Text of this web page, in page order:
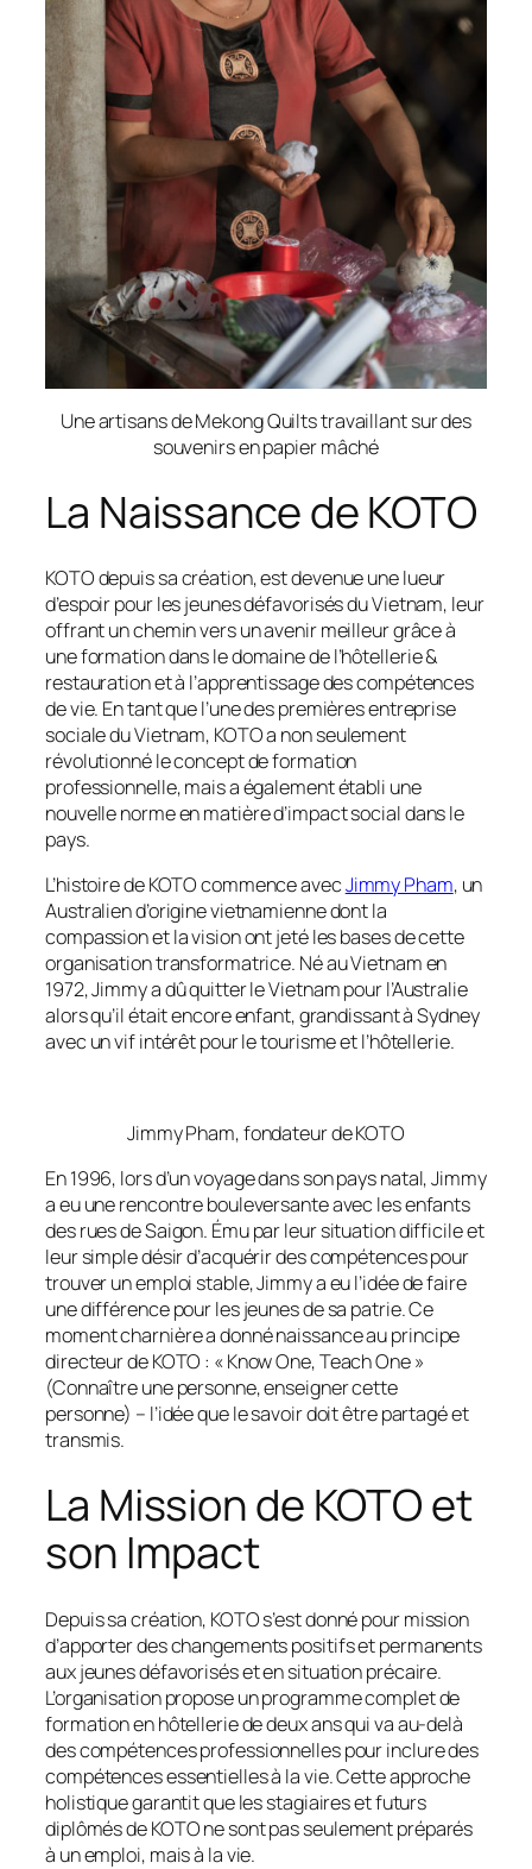
Une artisans de Mekong Quilts travaillant sur des
souvenirs en papier mâché
La Naissance de KOTO
KOTO depuis sa création, est devenue une lueur
d’espoir pour les jeunes défavorisés du Vietnam, leur
offrant un chemin vers un avenir meilleur grâce à
une formation dans le domaine de l’hôtellerie &
restauration et à l’apprentissage des compétences
de vie. En tant que l’une des premières entreprise
sociale du Vietnam, KOTO a non seulement
révolutionné le concept de formation
professionnelle, mais a également établi une
nouvelle norme en matière d’impact social dans le
pays.
L’histoire de KOTO commence avecJimmy Pham, un
Australien d’origine vietnamienne dont la
compassion et la vision ont jeté les bases de cette
organisation transformatrice. Né au Vietnam en
1972, Jimmy a dû quitter le Vietnam pour l’Australie
alors qu’il était encore enfant, grandissant à Sydney
avec un vif intérêt pour le tourisme et l’hôtellerie.
Jimmy Pham, fondateur de KOTO
En 1996, lors d’un voyage dans son pays natal, Jimmy
a eu une rencontre bouleversante avec les enfants
des rues de Saigon. Ému par leur situation difficile et
leur simple désir d’acquérir des compétences pour
trouver un emploi stable, Jimmy a eu l’idée de faire
une différence pour les jeunes de sa patrie. Ce
moment charnière a donné naissance au principe
directeur de KOTO : « Know One, Teach One »
(Connaître une personne, enseigner cette
personne) – l’idée que le savoir doit être partagé et
transmis.
La Mission de KOTO et
son Impact
Depuis sa création, KOTO s’est donné pour mission
d’apporter des changements positifs et permanents
aux jeunes défavorisés et en situation précaire.
L’organisation propose un programme complet de
formation en hôtellerie de deux ans qui va au-delà
des compétences professionnelles pour inclure des
compétences essentielles à la vie. Cette approche
holistique garantit que les stagiaires et futurs
diplômés de KOTO ne sont pas seulement préparés
à un emploi, mais à la vie.